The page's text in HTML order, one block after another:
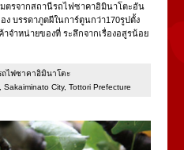
ตรจากสถานีรถไฟซาคาอิมินาโตะอัน
บรรดาภูตผีในการ์ตูนกว่า170รูปตั้ง
าจำหน่ายของที่ ระลึกจากเรื่องอสูรน้อย
ไฟซาคาอิมินาโตะ
Sakaiminato City, Tottori Prefecture